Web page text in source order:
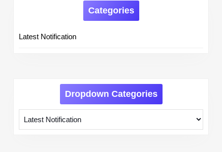
Categories
Latest Notification
Dropdown Categories